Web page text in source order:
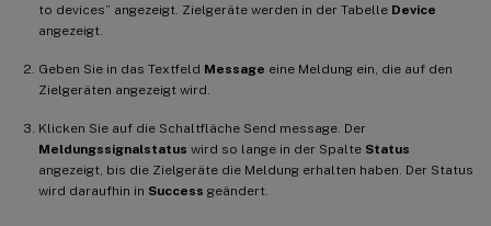
to devices” angezeigt. Zielgeräte werden in der Tabelle Device
angezeigt.
Geben Sie in das Textfeld Message eine Meldung ein, die auf den
Zielgeräten angezeigt wird.
Klicken Sie auf die Schaltfläche Send message. Der
Meldungssignalstatus wird so lange in der Spalte Status
angezeigt, bis die Zielgeräte die Meldung erhalten haben. Der Status
wird daraufhin in Success geändert.